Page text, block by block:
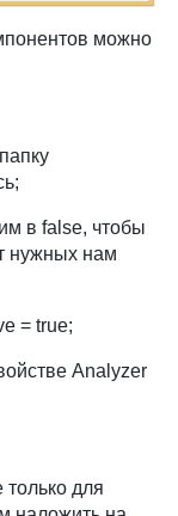
можно
в false, чтобы
нужных нам
= true;
Analyzer
для